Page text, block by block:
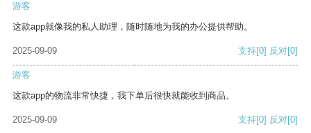
游客
这款app就像我的私人助理，随时随地为我的办公提供帮助。
2025-09-09 支持[0] 反对[0]
游客
这款app的物流非常快捷，我下单后很快就能收到商品。
2025-09-09 支持[0] 反对[0]